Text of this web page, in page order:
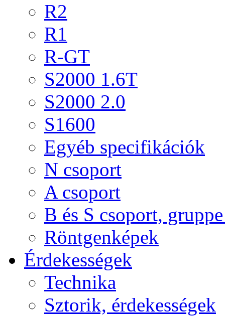
R2
R1
R-GT
S2000 1.6T
S2000 2.0
S1600
Egyéb specifikációk
N csoport
A csoport
B és S csoport,
Röntgenképek
Érdekességek
Technika
Sztorik, érdekességek